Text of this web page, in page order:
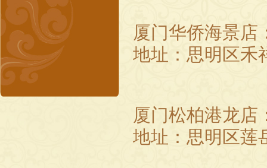
厦门华侨海景店
地址：思明区禾
厦门松柏港龙店
地址：思明区莲